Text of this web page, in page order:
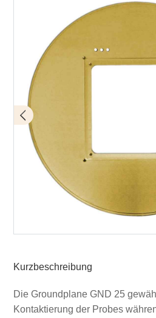
CB 0708 Beschriftung
Kurzbeschreibung
Die Groundplane GND 25
Kontaktierung der Probes